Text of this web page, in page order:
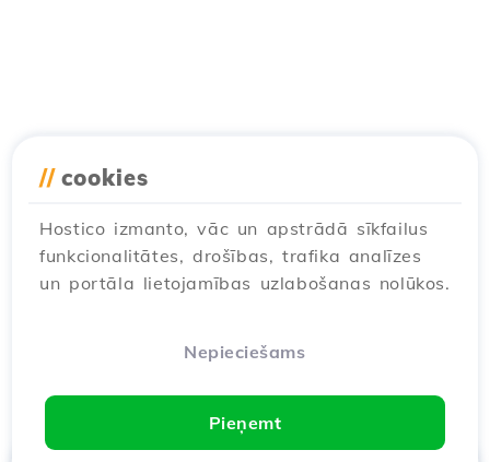
// cookies
Hostico izmanto, vāc un apstrādā sīkfailus
funkcionalitātes, drošības, trafika analīzes
un portāla lietojamības uzlabošanas nolūkos.
Nepieciešams
Pieņemt